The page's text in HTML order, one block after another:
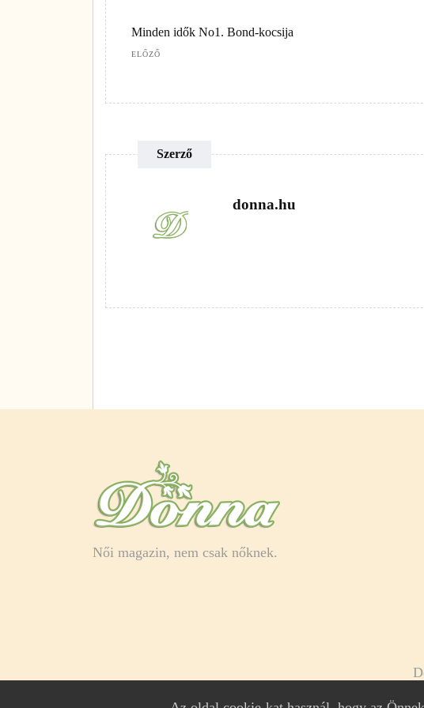
Minden idők No1. Bond-kocsija
ELŐZŐ
Szerző
donna.hu
Női magazin, nem csak nőknek.